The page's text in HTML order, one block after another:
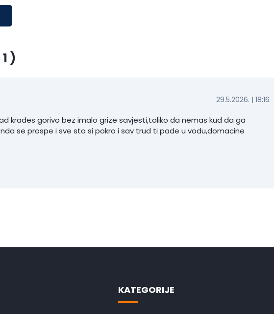
1 )
29.5.2026. | 18:16
krades gorivo bez imalo grize savjesti,toliko da nemas kud da ga
se prospe i sve sto si pokro i sav trud ti pade u vodu,domacine
KATEGORIJE